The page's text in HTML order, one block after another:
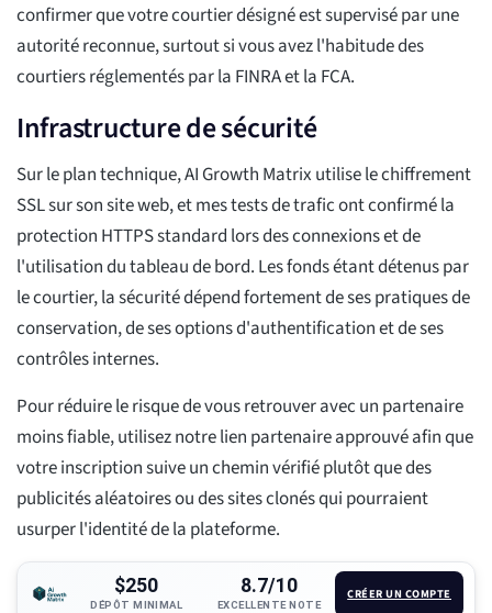
confirmer que votre courtier désigné est supervisé par une
autorité reconnue, surtout si vous avez l'habitude des
courtiers réglementés par la FINRA et la FCA.
Infrastructure de sécurité
Sur le plan technique, AI Growth Matrix utilise le chiffrement
SSL sur son site web, et mes tests de trafic ont confirmé la
protection HTTPS standard lors des connexions et de
l'utilisation du tableau de bord. Les fonds étant détenus par
le courtier, la sécurité dépend fortement de ses pratiques de
conservation, de ses options d'authentification et de ses
contrôles internes.
Pour réduire le risque de vous retrouver avec un partenaire
moins fiable, utilisez notre lien partenaire approuvé afin que
votre inscription suive un chemin vérifié plutôt que des
publicités aléatoires ou des sites clonés qui pourraient
usurper l'identité de la plateforme.
$250
DÉPÔT MINIMAL
8.7/10
EXCELLENTE NOTE
CRÉER UN COMPTE